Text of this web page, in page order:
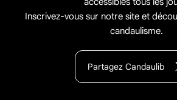
Inscrivez-vous sur notre site et
candaulisme.
Partagez Candaulib